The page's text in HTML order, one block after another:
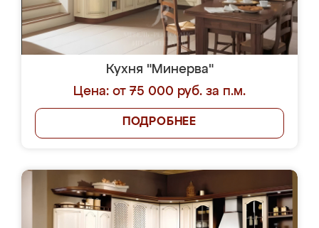
Кухня "Минерва"
Цена: от 75 000 руб. за п.м.
ПОДРОБНЕЕ